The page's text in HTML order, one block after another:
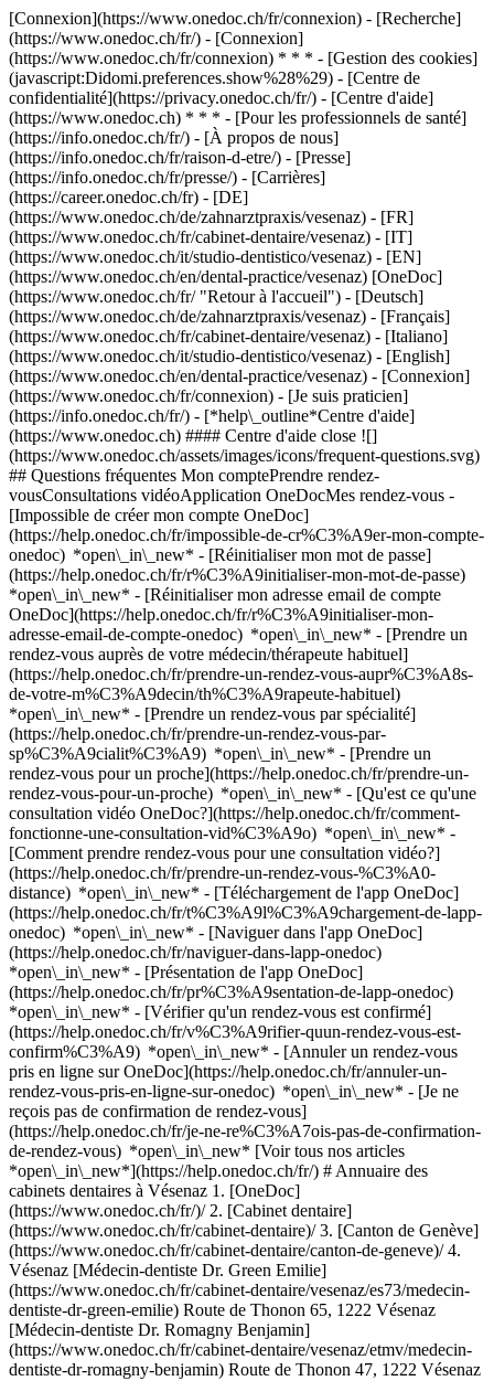
[Connexion](https://www.onedoc.ch/fr/connexion) - [Recherche]
(https://www.onedoc.ch/fr/) - [Connexion]
(https://www.onedoc.ch/fr/connexion) * * * - [Gestion des cookies]
(javascript:Didomi.preferences.show%28%29) - [Centre de
confidentialité](https://privacy.onedoc.ch/fr/) - [Centre d'aide]
(https://www.onedoc.ch) * * * - [Pour les professionnels de santé]
(https://info.onedoc.ch/fr/) - [À propos de nous]
(https://info.onedoc.ch/fr/raison-d-etre/) - [Presse]
(https://info.onedoc.ch/fr/presse/) - [Carrières]
(https://career.onedoc.ch/fr) - [DE]
(https://www.onedoc.ch/de/zahnarztpraxis/vesenaz) - [FR]
(https://www.onedoc.ch/fr/cabinet-dentaire/vesenaz) - [IT]
(https://www.onedoc.ch/it/studio-dentistico/vesenaz) - [EN]
(https://www.onedoc.ch/en/dental-practice/vesenaz) [OneDoc]
(https://www.onedoc.ch/fr/ "Retour à l'accueil") - [Deutsch]
(https://www.onedoc.ch/de/zahnarztpraxis/vesenaz) - [Français]
(https://www.onedoc.ch/fr/cabinet-dentaire/vesenaz) - [Italiano]
(https://www.onedoc.ch/it/studio-dentistico/vesenaz) - [English]
(https://www.onedoc.ch/en/dental-practice/vesenaz) - [Connexion]
(https://www.onedoc.ch/fr/connexion) - [Je suis praticien]
(https://info.onedoc.ch/fr/) - [*help\_outline*Centre d'aide]
(https://www.onedoc.ch) #### Centre d'aide close ![]
(https://www.onedoc.ch/assets/images/icons/frequent-questions.svg)
## Questions fréquentes Mon comptePrendre rendez-
vousConsultations vidéoApplication OneDocMes rendez-vous -
[Impossible de créer mon compte OneDoc]
(https://help.onedoc.ch/fr/impossible-de-cr%C3%A9er-mon-compte-
onedoc) *open\_in\_new* - [Réinitialiser mon mot de passe]
(https://help.onedoc.ch/fr/r%C3%A9initialiser-mon-mot-de-passe)
*open\_in\_new* - [Réinitialiser mon adresse email de compte
OneDoc](https://help.onedoc.ch/fr/r%C3%A9initialiser-mon-
adresse-email-de-compte-onedoc) *open\_in\_new* - [Prendre un
rendez-vous auprès de votre médecin/thérapeute habituel]
(https://help.onedoc.ch/fr/prendre-un-rendez-vous-aupr%C3%A8s-
de-votre-m%C3%A9decin/th%C3%A9rapeute-habituel)
*open\_in\_new* - [Prendre un rendez-vous par spécialité]
(https://help.onedoc.ch/fr/prendre-un-rendez-vous-par-
sp%C3%A9cialit%C3%A9) *open\_in\_new* - [Prendre un
rendez-vous pour un proche](https://help.onedoc.ch/fr/prendre-un-
rendez-vous-pour-un-proche) *open\_in\_new* - [Qu'est ce qu'une
consultation vidéo OneDoc?](https://help.onedoc.ch/fr/comment-
fonctionne-une-consultation-vid%C3%A9o) *open\_in\_new* -
[Comment prendre rendez-vous pour une consultation vidéo?]
(https://help.onedoc.ch/fr/prendre-un-rendez-vous-%C3%A0-
distance) *open\_in\_new* - [Téléchargement de l'app OneDoc]
(https://help.onedoc.ch/fr/t%C3%A9l%C3%A9chargement-de-lapp-
onedoc) *open\_in\_new* - [Naviguer dans l'app OneDoc]
(https://help.onedoc.ch/fr/naviguer-dans-lapp-onedoc)
*open\_in\_new* - [Présentation de l'app OneDoc]
(https://help.onedoc.ch/fr/pr%C3%A9sentation-de-lapp-onedoc)
*open\_in\_new* - [Vérifier qu'un rendez-vous est confirmé](https://help.onedoc.ch/fr/v%C3%A9rifier-quun-rendez-vous-est-confirm%C3%A9) *open\_in\_new* - [Annuler un rendez-vous pris en ligne sur OneDoc](https://help.onedoc.ch/fr/annuler-un-rendez-vous-pris-en-ligne-sur-onedoc) *open\_in\_new* - [Je ne reçois pas de confirmation de rendez-vous](https://help.onedoc.ch/fr/je-ne-re%C3%A7ois-pas-de-confirmation-de-rendez-vous) *open\_in\_new* [Voir tous nos articles *open\_in\_new*](https://help.onedoc.ch/fr/) # Annuaire des cabinets dentaires à Vésenaz 1. [OneDoc](https://www.onedoc.ch/fr/)/ 2. [Cabinet dentaire](https://www.onedoc.ch/fr/cabinet-dentaire)/ 3. [Canton de Genève](https://www.onedoc.ch/fr/cabinet-dentaire/canton-de-geneve)/ 4. Vésenaz [Médecin-dentiste Dr. Green Emilie](https://www.onedoc.ch/fr/cabinet-dentaire/vesenaz/es73/medecin-dentiste-dr-green-emilie) Route de Thonon 65, 1222 Vésenaz [Médecin-dentiste Dr. Romagny Benjamin](https://www.onedoc.ch/fr/cabinet-dentaire/vesenaz/etmv/medecin-dentiste-dr-romagny-benjamin) Route de Thonon 47, 1222 Vésenaz [MySmile Cabinet Dentaire | Vésenaz](https://www.onedoc.ch/fr/cabinet-dentaire/vesenaz/ebb7x/mysmile-cabinet-dentaire-vesenaz) Route de Thonon 50, 1222 Vésenaz ### Téléchargez l'app OneDoc Prenez rendez-vous en ligne chez un médecin, un dentiste ou un thérapeute proche de vous en Suisse. L'application OneDoc vous permet de gérer tous vos rendez-vous médicaux depuis votre natel, n'importe où et n'importe quand. ![Code QR redirigeant vers l’App Store ou Google Play pour télécharger l’app OneDoc Patients](https://www.onedoc.ch/assets/images/download-app-qr.jpeg) Scannez le QR code pour télécharger l’application [![Téléchargez notre application sur l'App Store!](https://www.onedoc.ch/assets/images/app-store-badge-fr.svg)](https://apps.apple.com/ch/app/onedoc/id1592376413?l=fr)[![Téléchargez notre application sur le Google Play Store!](https://www.onedoc.ch/assets/images/google-play-badge-fr.png)](https://play.google.com/store/apps/details?id=ch.onedoc.patient&hl=fr-CH) *keyboard\_arrow\_right* ## Trouver un spécialiste [Physiothérapeute](https://www.onedoc.ch/fr/physiotherapeute)[Masseur classique](https://www.onedoc.ch/fr/masseur-classique)[Médecin généraliste](https://www.onedoc.ch/fr/medecin-generaliste)[Réflexologue](https://www.onedoc.ch/fr/reflexologue)[Thérapeute en drainage lymphatique](https://www.onedoc.ch/fr/therapeute-en-drainage-lymphatique)[Spécialiste en médecine interne générale](https://www.onedoc.ch/fr/specialiste-en-medecine-interne-generale)[Psychologue](https://www.onedoc.ch/fr/psychologue)[Ostéopathe](https://www.onedoc.ch/fr/osteopathe)[Médecin-dentiste](https://www.onedoc.ch/fr/medecin-dentiste)[Ophtalmologue](https://www.onedoc.ch/fr/ophtalmologue)[Prestations de santé en pharmacie](https://www.onedoc.ch/fr/prestations-de-sante-en-pharmacie)[Acupuncteur](https://www.onedoc.ch/fr/acupuncteur)[Centre de vaccination](https://www.onedoc.ch/fr/centre-de-vaccination)[Gynécologue obstétricien](https://www.onedoc.ch/fr/gynecologue-obstetricien)[Masseur thérapeutique](https://www.onedoc.ch/fr/masseur-therapeutique)[Thérapeute en nutrition MCO](https://www.onedoc.ch/fr/therapeute-en-nutrition-mco)[Thérapeute en hypnose](https://www.onedoc.ch/fr/therapeute-en-hypnose)[Kinésiologue](https://www.onedoc.ch/fr/kinesiologue)[Physiothérapeute du sport](https://www.onedoc.ch/fr/physiotherapeute-du-sport)[Pédiatre](https://www.onedoc.ch/fr/pediatre)[Spécialiste en Médecine Traditionnelle Chinoise (MTC)](https://www.onedoc.ch/fr/specialiste-en-medecine-traditionnelle-chinoise-mtc)[Toutes les spécialités](https://www.onedoc.ch/fr/specialites) *keyboard\_arrow\_right* ## Trouver une expertise [Check-up | bilan de santé](https://www.onedoc.ch/fr/check-up-bilan-de-sante)[Récupération physiothérapeutique du sportif](https://www.onedoc.ch/fr/recuperation-physiotherapeutique-du-sportif)[Thérapie Manuelle](https://www.onedoc.ch/fr/therapie-manuelle)[Rupture du ligament croisé antérieur (LCA) | Déchirure du ligament croisé antérieur (LCA)](https://www.onedoc.ch/fr/rupture-du-ligament-croise-anterieur-lca-dechirure-du-ligament-croise-anterieur-lca)[Suivi du sportif](https://www.onedoc.ch/fr/suivi-du-sportif)[Accompagnement psychologique pour gestion du stress](https://www.onedoc.ch/fr/accompagnement-psychologique-pour-gestion-du-stress)[Examen de la vue](https://www.onedoc.ch/fr/examen-de-la-vue)[Entraînement de l'équilibre](https://www.onedoc.ch/fr/entrainement-de-l-equilibre)[Vaccination encéphalite à tiques (FSME)](https://www.onedoc.ch/fr/vaccination-encephalite-a-tiques-fsme)[Arthrose](https://www.onedoc.ch/fr/arthrose)[Déchirure du ménisque | Rupture du ménisque | Lésion du ménisque](https://www.onedoc.ch/fr/dechirure-du-menisque-rupture-du-menisque-lesion-du-menisque)[Carie](https://www.onedoc.ch/fr/carie)[Bilan postural](https://www.onedoc.ch/fr/bilan-postural)[Vaccination grippe](https://www.onedoc.ch/fr/vaccination-grippe)[Prévention cardio-vasculaire | CardioCheck | CardioTest](https://www.onedoc.ch/fr/prevention-cardio-vasculaire-cardiocheck-cardiotest)[Détartrage](https://www.onedoc.ch/fr/detartrage)[Accompagnement psychologique pour la dépression](https://www.onedoc.ch/fr/accompagnement-psychologique-pour-la-depression)[Allergie | AllergoTest | Bilan allergologique](https://www.onedoc.ch/fr/allergie-allergotest-bilan-allergologique)[Dépistage du diabète](https://www.onedoc.ch/fr/depistage-du-diabete)[Implant dentaire](https://www.onedoc.ch/fr/implant-dentaire)[Rééducation musculo-squelettique](https://www.onedoc.ch/fr/reeducation-musculo-squelettique)[Toutes les expertises](https://www.onedoc.ch/fr/expertises) *keyboard\_arrow\_right* ## Trouver un établissement [Cabinet médical](https://www.onedoc.ch/fr/cabinet-medical)[Centre médical](https://www.onedoc.ch/fr/centre-medical)[Cabinet de groupe](https://www.onedoc.ch/fr/cabinet-de-groupe)[Cabinet dentaire](https://www.onedoc.ch/fr/cabinet-dentaire)[Pharmacie](https://www.onedoc.ch/fr/pharmacie)[Cabinet d'ostéopathie](https://www.onedoc.ch/fr/cabinet-d-osteopathie)[Cabinet de physiothérapie](https://www.onedoc.ch/fr/cabinet-de-physiotherapie)[Groupe médical](https://www.onedoc.ch/fr/groupe-medical)[Clinique dentaire](https://www.onedoc.ch/fr/clinique-dentaire)[Centre de santé](https://www.onedoc.ch/fr/centre-de-sante)[Magasin d'optique](https://www.onedoc.ch/fr/magasin-d-optique)[Centre auditif](https://www.onedoc.ch/fr/centre-auditif)[Clinique privée](https://www.onedoc.ch/fr/clinique-privee)[Hôpital](https://www.onedoc.ch/fr/hopital)[Centre médical et dentaire](https://www.onedoc.ch/fr/centre-medical-et-dentaire)[Maison de santé](https://www.onedoc.ch/fr/maison-de-sante)[Laboratoire d'analyse](https://www.onedoc.ch/fr/laboratoire-d-analyse)[Cabinet paramédical](https://www.onedoc.ch/fr/cabinet-paramedical)[Centre d'imagerie médicale](https://www.onedoc.ch/fr/centre-d-imagerie-medicale) *keyboard\_arrow\_right* ## Spécialités fréquentes [Physiothérapeute à Genève](https://www.onedoc.ch/fr/physiotherapeute/geneve)[Psychologue à Genève](https://www.onedoc.ch/fr/psychologue/geneve)[Physiothérapeute à Lausanne](https://www.onedoc.ch/fr/physiotherapeute/lausanne)[Médecin généraliste à Genève](https://www.onedoc.ch/fr/medecin-generaliste/geneve)[Thérapeute en drainage lymphatique à Genève](https://www.onedoc.ch/fr/therapeute-en-drainage-lymphatique/geneve)[Masseur classique à Genève](https://www.onedoc.ch/fr/masseur-classique/geneve)[Spécialiste en médecine interne générale à Genève](https://www.onedoc.ch/fr/specialiste-en-medecine-interne-generale/geneve)[Réflexologue à Genève](https://www.onedoc.ch/fr/reflexologue/geneve)[Médecin-dentiste à Genève](https://www.onedoc.ch/fr/medecin-dentiste/geneve)[Psychologue à Lausanne](https://www.onedoc.ch/fr/psychologue/lausanne)[Acupuncteur à Genève](https://www.onedoc.ch/fr/acupuncteur/geneve)[Ostéopathe à Lausanne](https://www.onedoc.ch/fr/osteopathe/lausanne)[Masseur classique à Lausanne](https://www.onedoc.ch/fr/masseur-classique/lausanne)[Médecin généraliste à Lausanne](https://www.onedoc.ch/fr/medecin-generaliste/lausanne)[Spécialiste en Médecine Traditionnelle Chinoise (MTC) à Genève](https://www.onedoc.ch/fr/specialiste-en-medecine-traditionnelle-chinoise-mtc/geneve)[Physiothérapeute du sport à Genève](https://www.onedoc.ch/fr/physiotherapeute-du-sport/geneve)[Gynécologue obstétricien à Genève](https://www.onedoc.ch/fr/gynecologue-obstetricien/geneve)[Masseur thérapeutique à Genève](https://www.onedoc.ch/fr/masseur-therapeutique/geneve)[Ostéopathe à Genève](https://www.onedoc.ch/fr/osteopathe/geneve)[Thérapeute en nutrition MCO à Genève](https://www.onedoc.ch/fr/therapeute-en-nutrition-mco/geneve)[Psychothérapeute à Genève](https://www.onedoc.ch/fr/psychotherapeute/geneve) *keyboard\_arrow\_right* ## Expertises fréquentes [Récupération physiothérapeutique du sportif à Genève](https://www.onedoc.ch/fr/recuperation-physiotherapeutique-du-sportif/geneve)[Suivi du sportif à Genève](https://www.onedoc.ch/fr/suivi-du-sportif/geneve)[Thérapie Manuelle à Genève](https://www.onedoc.ch/fr/therapie-manuelle/geneve)[Rupture du ligament croisé antérieur (LCA) | Déchirure du ligament croisé antérieur (LCA) à Genève](https://www.onedoc.ch/fr/rupture-du-ligament-croise-anterieur-lca-dechirure-du-ligament-croise-anterieur-lca/geneve)[Accompagnement psychologique pour gestion du stress à Genève](https://www.onedoc.ch/fr/accompagnement-psychologique-pour-gestion-du-stress/geneve)[Arthrose à Genève](https://www.onedoc.ch/fr/arthrose/geneve)[Déchirure du ménisque | Rupture du ménisque | Lésion du ménisque à Genève](https://www.onedoc.ch/fr/dechirure-du-menisque-rupture-du-menisque-lesion-du-menisque/geneve)[Accompagnement psychologique pour la dépression à Genève](https://www.onedoc.ch/fr/accompagnement-psychologique-pour-la-depression/geneve)[Entraînement de l'équilibre à Genève](https://www.onedoc.ch/fr/entrainement-de-l-equilibre/geneve)[Troubles anxie